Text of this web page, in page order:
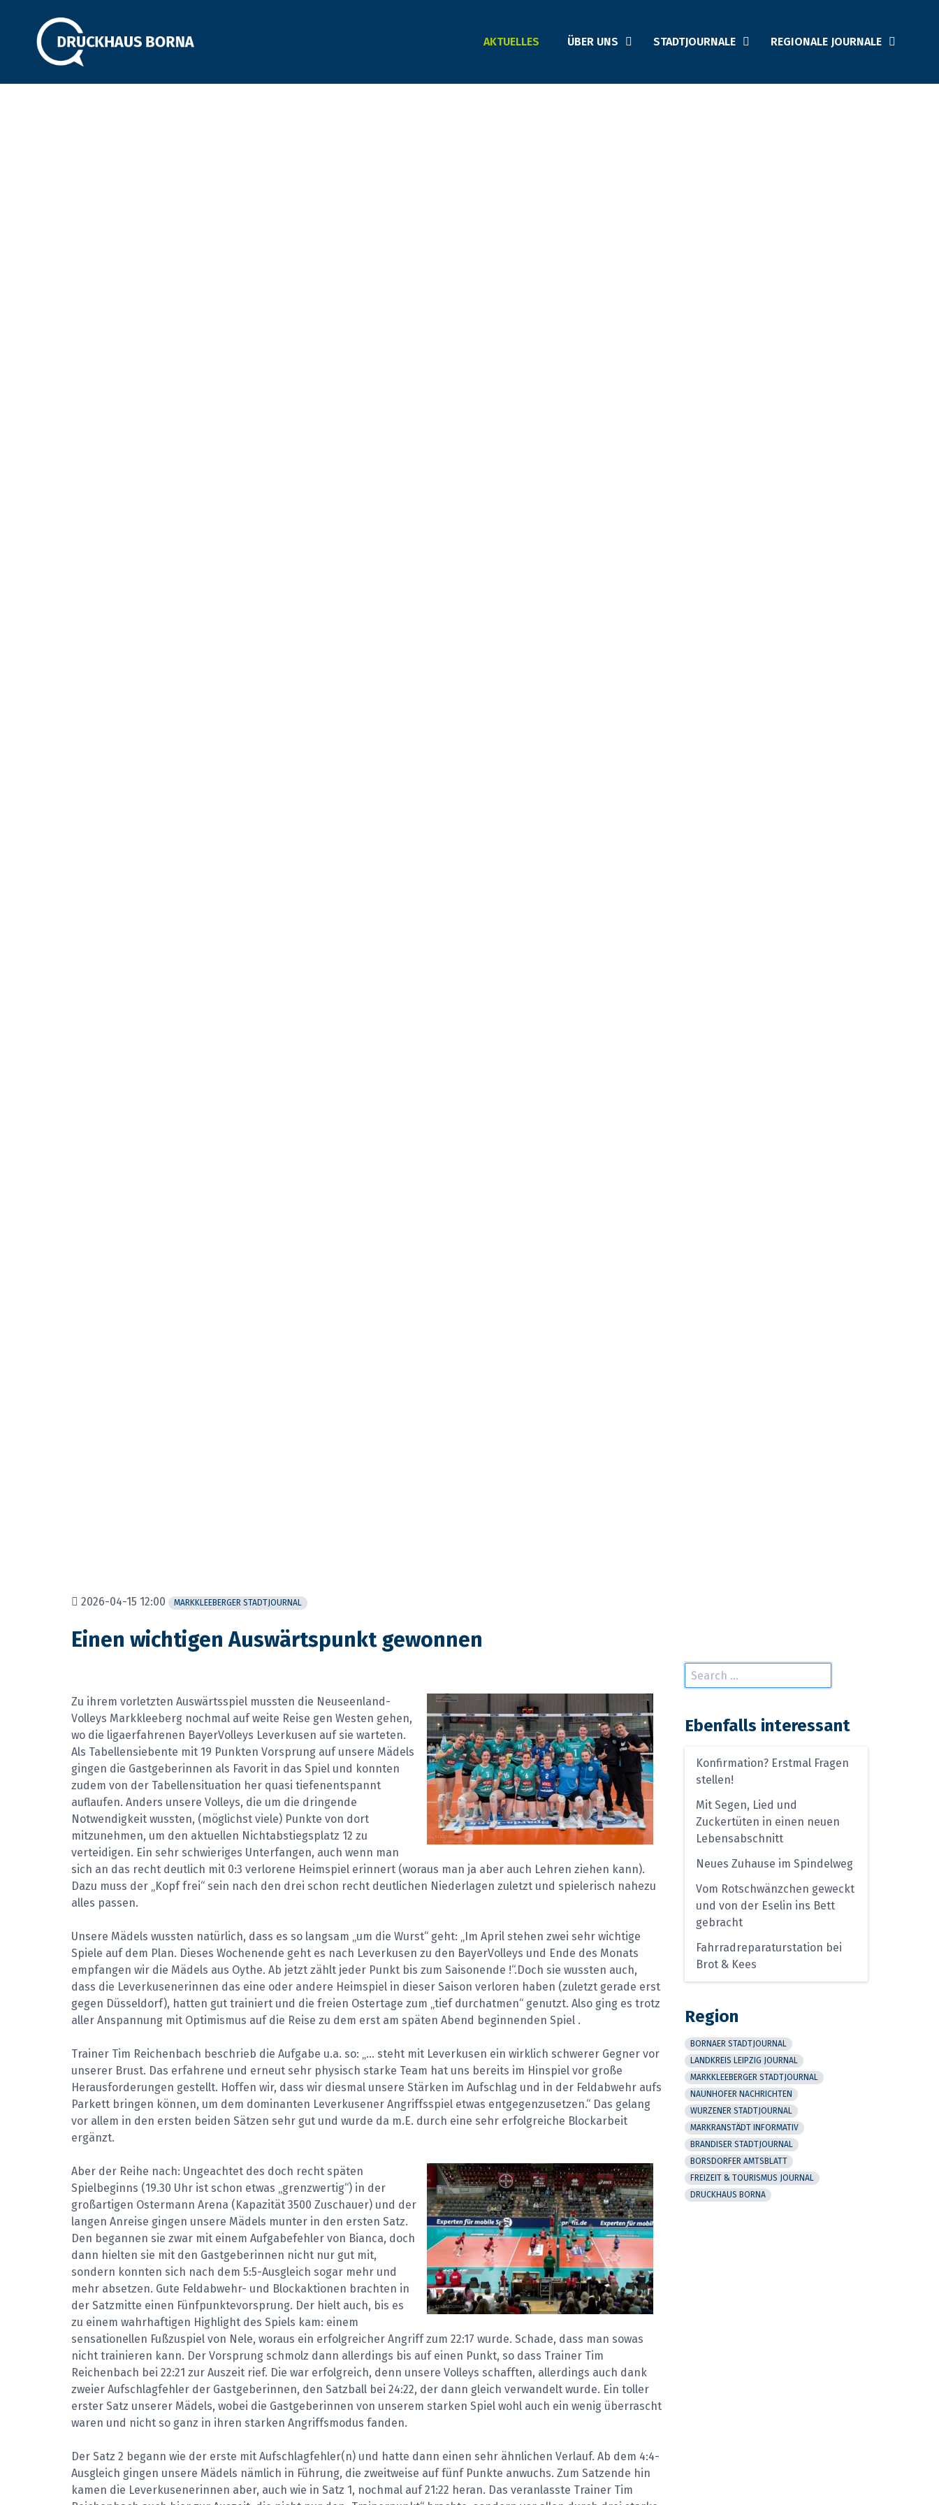
AKTUELLES ÜBER UNS STADTJOURNALE REGIONALE JOURNALE
2026-04-15 12:00 MARKKLEEBERGER STADTJOURNAL
Einen wichtigen Auswärtspunkt gewonnen
Zu ihrem vorletzten Auswärtsspiel mussten die Neuseenland-
Volleys Markkleeberg nochmal auf weite Reise gen Westen gehen,
wo die ligaerfahrenen BayerVolleys Leverkusen auf sie warteten.
Als Tabellensiebente mit 19 Punkten Vorsprung auf unsere Mädels
gingen die Gastgeberinnen als Favorit in das Spiel und konnten
zudem von der Tabellensituation her quasi tiefenentspannt
auflaufen. Anders unsere Volleys, die um die dringende
Notwendigkeit wussten, (möglichst viele) Punkte von dort
mitzunehmen, um den aktuellen Nichtabstiegsplatz 12 zu
verteidigen. Ein sehr schwieriges Unterfangen, auch wenn man
sich an das recht deutlich mit 0:3 verlorene Heimspiel erinnert (woraus man ja aber auch Lehren ziehen kann).
Dazu muss der „Kopf frei“ sein nach den drei schon recht deutlichen Niederlagen zuletzt und spielerisch nahezu
alles passen.
Unsere Mädels wussten natürlich, dass es so langsam „um die Wurst“ geht: „Im April stehen zwei sehr wichtige
Spiele auf dem Plan. Dieses Wochenende geht es nach Leverkusen zu den BayerVolleys und Ende des Monats
empfangen wir die Mädels aus Oythe. Ab jetzt zählt jeder Punkt bis zum Saisonende !“.Doch sie wussten auch,
dass die Leverkusenerinnen das eine oder andere Heimspiel in dieser Saison verloren haben (zuletzt gerade erst
gegen Düsseldorf), hatten gut trainiert und die freien Ostertage zum „tief durchatmen“ genutzt. Also ging es trotz
aller Anspannung mit Optimismus auf die Reise zu dem erst am späten Abend beginnenden Spiel .
Trainer Tim Reichenbach beschrieb die Aufgabe u.a. so: „… steht mit Leverkusen ein wirklich schwerer Gegner vor
unserer Brust. Das erfahrene und erneut sehr physisch starke Team hat uns bereits im Hinspiel vor große
Herausforderungen gestellt. Hoffen wir, dass wir diesmal unsere Stärken im Aufschlag und in der Feldabwehr aufs
Parkett bringen können, um dem dominanten Leverkusener Angriffsspiel etwas entgegenzusetzen.“ Das gelang
vor allem in den ersten beiden Sätzen sehr gut und wurde da m.E. durch eine sehr erfolgreiche Blockarbeit
ergänzt.
Aber der Reihe nach: Ungeachtet des doch recht späten
Spielbeginns (19.30 Uhr ist schon etwas „grenzwertig“) in der
großartigen Ostermann Arena (Kapazität 3500 Zuschauer) und der
langen Anreise gingen unsere Mädels munter in den ersten Satz.
Den begannen sie zwar mit einem Aufgabefehler von Bianca, doch
dann hielten sie mit den Gastgeberinnen nicht nur gut mit,
sondern konnten sich nach dem 5:5-Ausgleich sogar mehr und
mehr absetzen. Gute Feldabwehr- und Blockaktionen brachten in
der Satzmitte einen Fünfpunktevorsprung. Der hielt auch, bis es
zu einem wahrhaftigen Highlight des Spiels kam: einem
sensationellen Fußzuspiel von Nele, woraus ein erfolgreicher Angriff zum 22:17 wurde. Schade, dass man sowas
nicht trainieren kann. Der Vorsprung schmolz dann allerdings bis auf einen Punkt, so dass Trainer Tim
Reichenbach bei 22:21 zur Auszeit rief. Die war erfolgreich, denn unsere Volleys schafften, allerdings auch dank
zweier Aufschlagfehler der Gastgeberinnen, den Satzball bei 24:22, der dann gleich verwandelt wurde. Ein toller
erster Satz unserer Mädels, wobei die Gastgeberinnen von unserem starken Spiel wohl auch ein wenig überrascht
waren und nicht so ganz in ihren starken Angriffsmodus fanden.
Der Satz 2 begann wie der erste mit Aufschlagfehler(n) und hatte dann einen sehr ähnlichen Verlauf. Ab dem 4:4-
Ausgleich gingen unsere Mädels nämlich in Führung, die zweitweise auf fünf Punkte anwuchs. Zum Satzende hin
kamen die Leverkusenerinnen aber, auch wie in Satz 1, nochmal auf 21:22 heran. Das veranlasste Trainer Tim
Ebenfalls interessant
Konfirmation? Erstmal Fragen
stellen!
Mit Segen, Lied und
Zuckertüten in einen neuen
Lebensabschnitt
Neues Zuhause im Spindelweg
Vom Rotschwänzchen geweckt
und von der Eselin ins Bett
gebracht
Fahrradreparaturstation bei
Brot & Kees
Region
BORNAER STADTJOURNAL
LANDKREIS LEIPZIG JOURNAL
MARKKLEEBERGER STADTJOURNAL
NAUNHOFER NACHRICHTEN
WURZENER STADTJOURNAL
MARKRANSTÄDT INFORMATIV
BRANDISER STADTJOURNAL
BORSDORFER AMTSBLATT
FREIZEIT & TOURISMUS JOURNAL
DRUCKHAUS BORNA